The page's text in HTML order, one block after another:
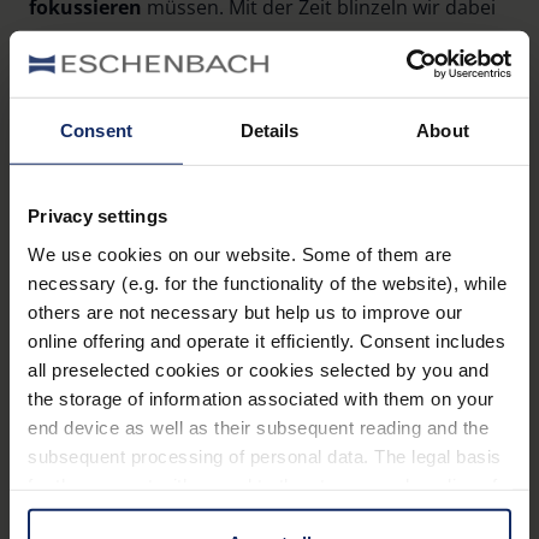
Consent Details About
Privacy settings
We use cookies on our website. Some of them are
necessary (e.g. for the functionality of the website), while
others are not necessary but help us to improve our
online offering and operate it efficiently. Consent includes
all preselected cookies or cookies selected by you and
the storage of information associated with them on your
end device as well as their subsequent reading and the
subsequent processing of personal data. The legal basis
information is Art. 25 para. 1 TDDDG and with regard to
fokussieren müssen. Mit der Zeit blinzeln wir dabei
seltener, die Augenoberfläche trocknet leichter aus
und das Sehen fällt zunehmend schwerer. Gerade im
Winter, wenn trockene Heizungsluft und kalter Wind
die Augen zusätzlich reizen, kann das
schnell
unangenehmwerden.
Die gute Nachricht:
wie Sie dem entgegenwirken können. In bewussten
Bildschirmpausendürfen Ihre Augen entspannen.
Etwa indem Sie alle 20 Minuten für ein paar
Sekunden einen Punkt in der Ferne fokussieren oder
die Augen sanft schließen. Ebenso wirkungsvoll ist
es, regelmäßig aufzustehen, sich zu strecken oder
ein paar Schritte zu gehen. Das bringtwohltuende